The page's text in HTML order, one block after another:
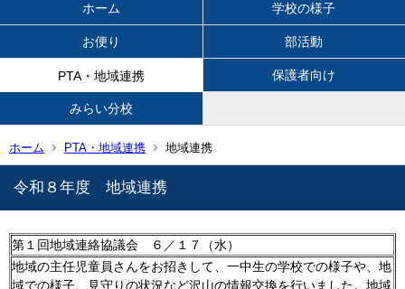
ホーム 学校の様子
お便り 部活動
PTA・地域連携 保護者向け
みらい分校
ホーム PTA・地域連携 地域連携
令和８年度 地域連携
第１回地域連絡協議会 ６／１７（水）
地域の主任児童員さんをお招きして、一中生の学校での様子や、地
域での様子、見守りの状況など沢山の情報交換を行いました。地域